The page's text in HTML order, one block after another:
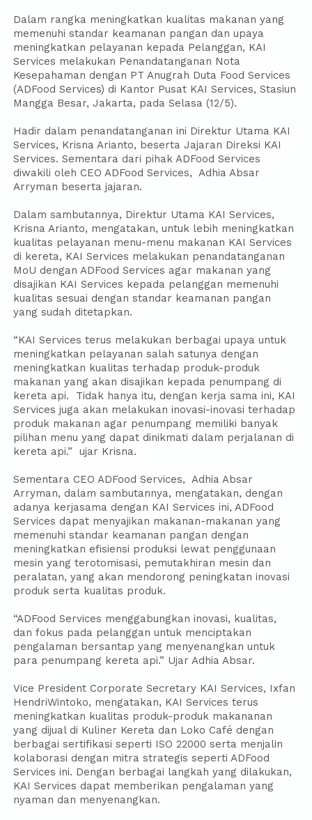
Dalam rangka meningkatkan kualitas makanan yang
memenuhi standar keamanan pangan dan upaya
meningkatkan pelayanan kepada Pelanggan, KAI
Services melakukan Penandatanganan Nota
Kesepahaman dengan PT Anugrah Duta Food Services
(ADFood Services) di Kantor Pusat KAI Services, Stasiun
Mangga Besar, Jakarta, pada Selasa (12/5).
Hadir dalam penandatanganan ini Direktur Utama KAI
Services, Krisna Arianto, beserta Jajaran Direksi KAI
Services. Sementara dari pihak ADFood Services
diwakili oleh CEO ADFood Services, Adhia Absar
Arryman beserta jajaran.
Dalam sambutannya, Direktur Utama KAI Services,
Krisna Arianto, mengatakan, untuk lebih meningkatkan
kualitas pelayanan menu-menu makanan KAI Services
di kereta, KAI Services melakukan penandatanganan
MoU dengan ADFood Services agar makanan yang
disajikan KAI Services kepada pelanggan memenuhi
kualitas sesuai dengan standar keamanan pangan
yang sudah ditetapkan.
“KAI Services terus melakukan berbagai upaya untuk
meningkatkan pelayanan salah satunya dengan
meningkatkan kualitas terhadap produk-produk
makanan yang akan disajikan kepada penumpang di
kereta api. Tidak hanya itu, dengan kerja sama ini, KAI
Services juga akan melakukan inovasi-inovasi terhadap
produk makanan agar penumpang memiliki banyak
pilihan menu yang dapat dinikmati dalam perjalanan di
kereta api.” ujar Krisna.
Sementara CEO ADFood Services, Adhia Absar
Arryman, dalam sambutannya, mengatakan, dengan
adanya kerjasama dengan KAI Services ini, ADFood
Services dapat menyajikan makanan-makanan yang
memenuhi standar keamanan pangan dengan
meningkatkan efisiensi produksi lewat penggunaan
mesin yang terotomisasi, pemutakhiran mesin dan
peralatan, yang akan mendorong peningkatan inovasi
produk serta kualitas produk.
“ADFood Services menggabungkan inovasi, kualitas,
dan fokus pada pelanggan untuk menciptakan
pengalaman bersantap yang menyenangkan untuk
para penumpang kereta api.” Ujar Adhia Absar.
Vice President Corporate Secretary KAI Services, Ixfan
HendriWintoko, mengatakan, KAI Services terus
meningkatkan kualitas produk-produk makananan
yang dijual di Kuliner Kereta dan Loko Café dengan
berbagai sertifikasi seperti ISO 22000 serta menjalin
kolaborasi dengan mitra strategis seperti ADFood
Services ini. Dengan berbagai langkah yang dilakukan,
KAI Services dapat memberikan pengalaman yang
nyaman dan menyenangkan.